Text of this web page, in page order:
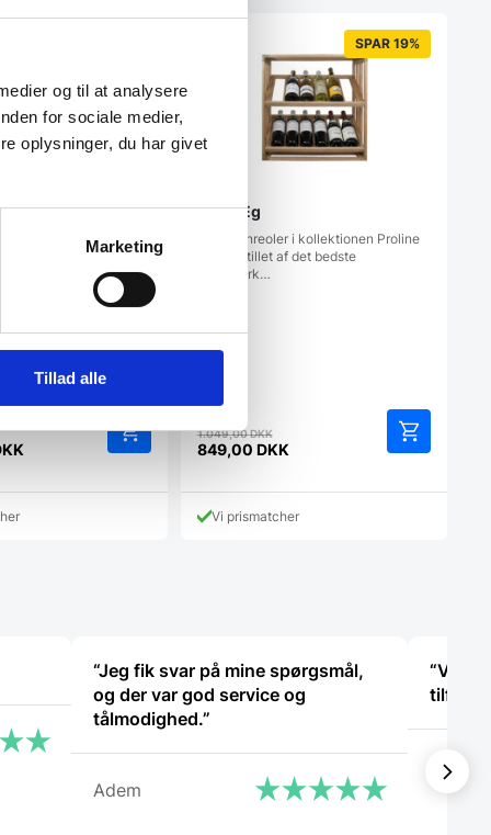
og til at analysere
for sociale medier,
oplysninger, du har givet
Marketing
Tillad alle
Say Vinreol &
Design by
Say.Nuance:
DKK.
SPAR 19%
MIA – Eg
Vores vinreoler i kollektionen Proline
er fremstillet af det bedste
håndværk…
1.049,00DKKDen
oprindelige
var:
1.049,00 DKK.
849,00 DKK
aktuelle
pris
er:Vi prismatcher
“Jeg fik svar på mine spørgsmål,
og der var god service og
tålmodighed.”
Adem